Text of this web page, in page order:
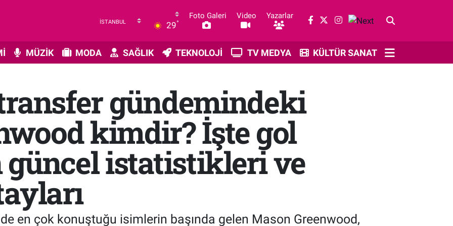
29°
Foto Galeri Video Yazarlar
MÜZİK MODA SAĞLIK TEKNOLOJİ TV MEDYA KÜLTÜR SANAT
gündemindeki
kimdir? İşte gol
istatistikleri ve
en çok konuştuğu isimlerin başında gelen Mason Greenwood,